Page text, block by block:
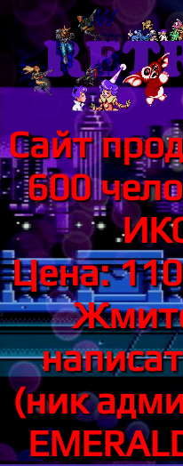
Сайт
600
Цена:
(ник